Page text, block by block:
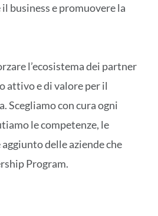
business e promuovere la
l’ecosistema dei partner
attivo e di valore per il
Scegliamo con cura ogni
le competenze, le
delle aziende che
Program.